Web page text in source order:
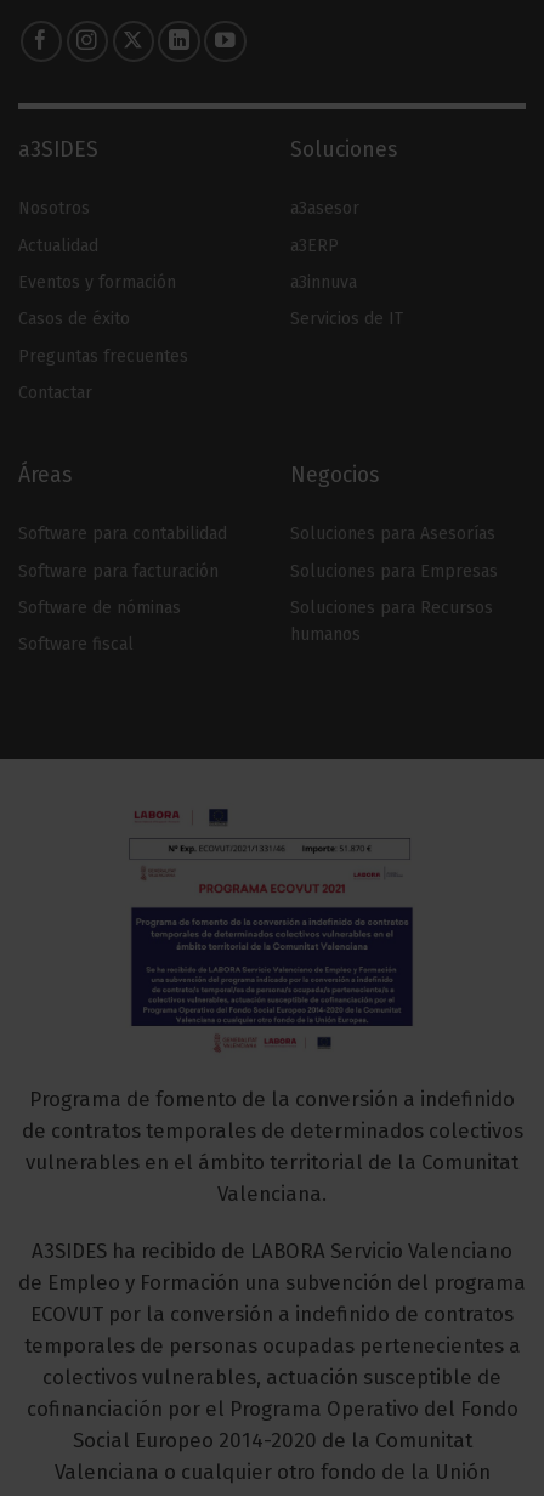
a3SIDES
Nosotros
Actualidad
Eventos y formación
Casos de éxito
Preguntas frecuentes
Contactar
Soluciones
a3asesor
a3ERP
a3innuva
Servicios de IT
Áreas
Software para contabilidad
Software para facturación
Software de nóminas
Software fiscal
Negocios
Soluciones para Asesorías
Soluciones para Empresas
Soluciones para Recursos
humanos
Programa de fomento de la conversión a indefinido
de contratos temporales de determinados colectivos
vulnerables en el ámbito territorial de la Comunitat
Valenciana.
A3SIDES ha recibido de LABORA Servicio Valenciano
de Empleo y Formación una subvención del programa
ECOVUT por la conversión a indefinido de contratos
temporales de personas ocupadas pertenecientes a
colectivos vulnerables, actuación susceptible de
cofinanciación por el Programa Operativo del Fondo
Social Europeo 2014-2020 de la Comunitat
Valenciana o cualquier otro fondo de la Unión